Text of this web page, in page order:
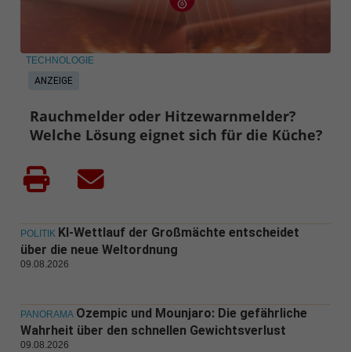
ANZEIGE
TECHNOLOGIE
Rauchmelder oder Hitzewarnmelder?
Welche Lösung eignet sich für die Küche?
POLITIK KI-Wettlauf der Großmächte entscheidet
über die neue Weltordnung
09.08.2026
PANORAMA Ozempic und Mounjaro: Die gefährliche
Wahrheit über den schnellen Gewichtsverlust
09.08.2026